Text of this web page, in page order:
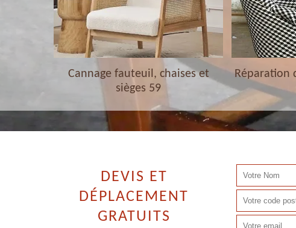
Cannage fauteuil, chaises et
sièges 59
Réparation
DEVIS ET
DÉPLACEMENT
GRATUITS